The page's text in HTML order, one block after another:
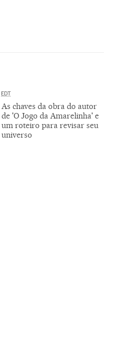
EDT
As chaves da obra do autor
de 'O Jogo da Amarelinha' e
um roteiro para revisar seu
universo